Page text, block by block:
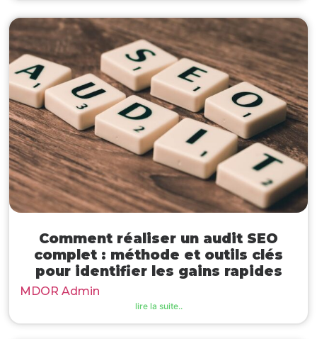
Comment réaliser un audit SEO
complet : méthode et outils clés
pour identifier les gains rapides
MDOR Admin
lire la suite..